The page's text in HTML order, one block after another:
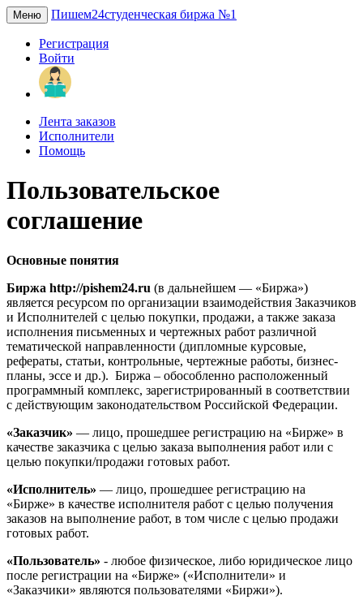
Меню Пишем24студенческая биржа №1
Регистрация
Войти
Лента заказов
Исполнители
Помощь
Пользовательское
соглашение
Основные понятия
Биржа http://pishem24.ru (в дальнейшем — «Биржа»)
является ресурсом по организации взаимодействия Заказчиков
и Исполнителей с целью покупки, продажи, а также заказа
исполнения письменных и чертежных работ различной
тематической направленности (дипломные курсовые,
рефераты, статьи, контрольные, чертежные работы, бизнес-
планы, эссе и др.). Биржа – обособленно расположенный
программный комплекс, зарегистрированный в соответствии
с действующим законодательством Российской Федерации.
«Заказчик» — лицо, прошедшее регистрацию на «Бирже» в
качестве заказчика с целью заказа выполнения работ или с
целью покупки/продажи готовых работ.
«Исполнитель» — лицо, прошедшее регистрацию на
«Бирже» в качестве исполнителя работ с целью получения
заказов на выполнение работ, в том числе с целью продажи
готовых работ.
«Пользователь» - любое физическое, либо юридическое лицо
после регистрации на «Бирже» («Исполнители» и
«Заказчики» являются пользователями «Биржи»).